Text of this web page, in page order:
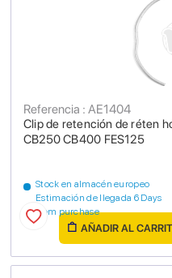
Clip de retención de réten
CB250 CB400 FES125
Referencia : AE1404
Stock en almacén europeo
Estimación de llegada 6 Days
from purchase
AÑADIR AL